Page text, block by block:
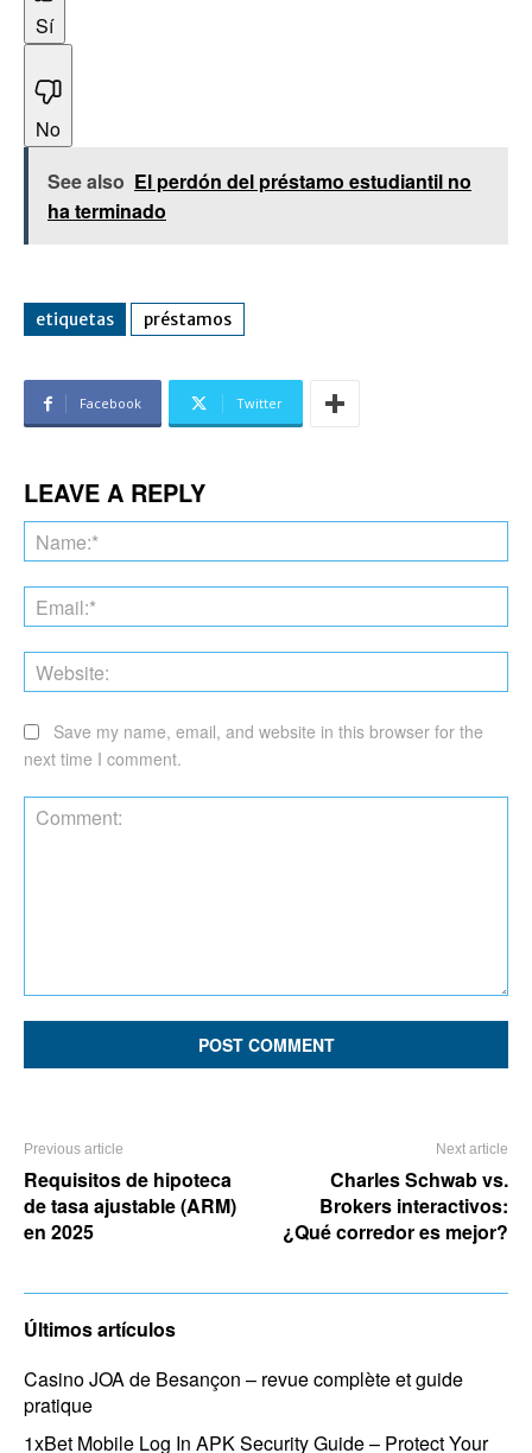
Sí
No
See also El perdón del préstamo estudiantil no
ha terminado
etiquetas préstamos
Facebook Twitter
LEAVE A REPLY
Save my name, email, and website in this browser for the
next time I comment.
Previous article
Requisitos de hipoteca
de tasa ajustable (ARM)
en 2025
Next article
Charles Schwab vs.
Brokers interactivos:
¿Qué corredor es mejor?
Últimos artículos
Casino JOA de Besançon – revue complète et guide
pratique
1xBet Mobile Log In APK Security Guide – Protect Your